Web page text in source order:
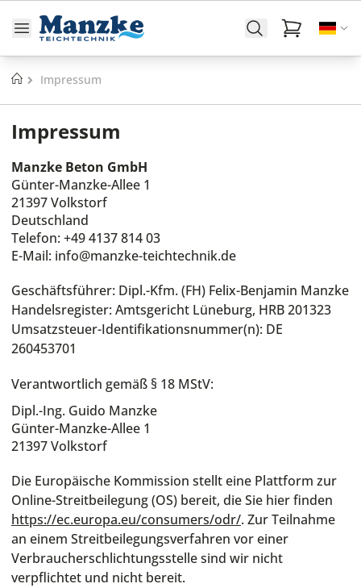
Startseite
Impressum
Impressum
Manzke Beton GmbH
Günter-Manzke-Allee 1
21397 Volkstorf
Deutschland
Telefon: +49 4137 814 03
E-Mail: info@manzke-teichtechnik.de
Geschäftsführer: Dipl.-Kfm. (FH) Felix-Benjamin Manzke
Handelsregister: Amtsgericht Lüneburg, HRB 201323
Umsatzsteuer-Identifikationsnummer(n): DE
260453701
Verantwortlich gemäß § 18 MStV:
Dipl.-Ing. Guido Manzke
Günter-Manzke-Allee 1
21397 Volkstorf
Die Europäische Kommission stellt eine Plattform zur
Online-Streitbeilegung (OS) bereit, die Sie hier finden
https://ec.europa.eu/consumers/odr/. Zur Teilnahme
an einem Streitbeilegungsverfahren vor einer
Verbraucherschlichtungsstelle sind wir nicht
verpflichtet und nicht bereit.